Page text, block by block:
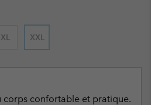
XL XXL
corps confortable et pratique.